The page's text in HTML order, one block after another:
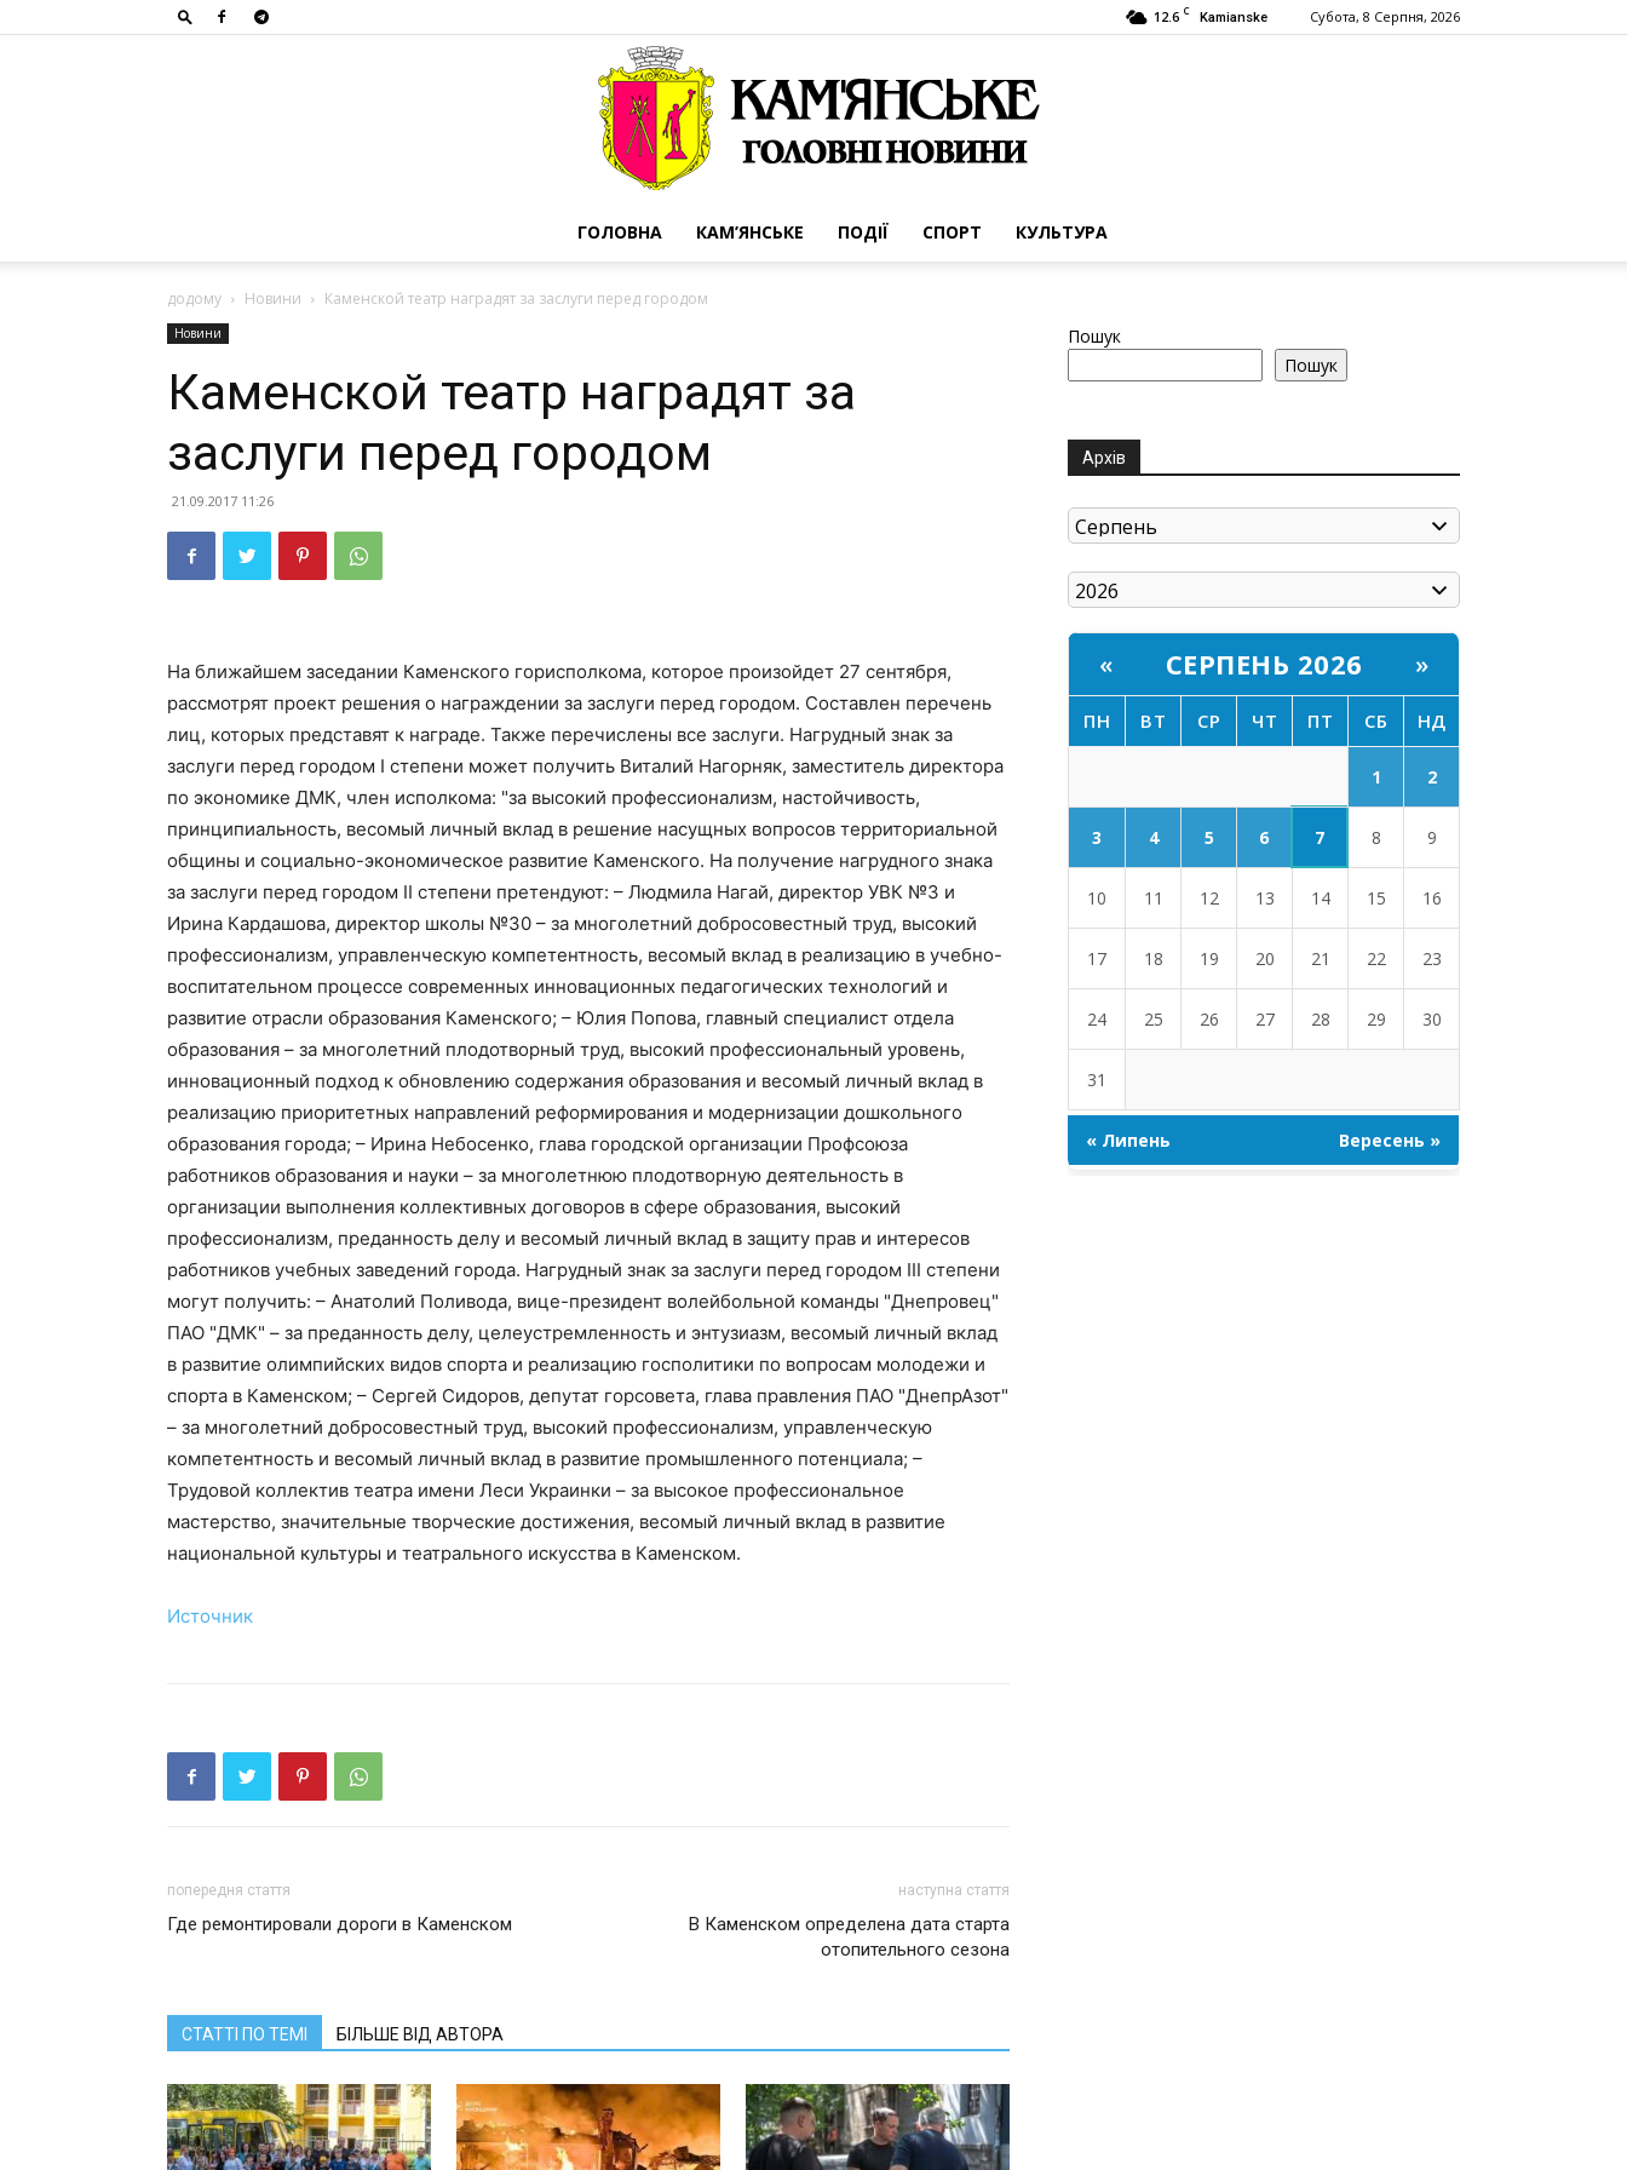
12.6 C Kamianske Субота, 8 Серпня, 2026
ГОЛОВНА КАМ’ЯНСЬКЕ ПОДІЇ СПОРТ КУЛЬТУРА
додому Новини Каменской театр наградят за заслуги перед городом
Новини
Каменской театр наградят за
заслуги перед городом
21.09.2017 11:26
На ближайшем заседании Каменского горисполкома, которое произойдет 27 сентября,
рассмотрят проект решения о награждении за заслуги перед городом. Составлен перечень
лиц, которых представят к награде. Также перечислены все заслуги. Нагрудный знак за
заслуги перед городом I степени может получить Виталий Нагорняк, заместитель директора
по экономике ДМК, член исполкома: "за высокий профессионализм, настойчивость,
принципиальность, весомый личный вклад в решение насущных вопросов территориальной
общины и социально-экономическое развитие Каменского. На получение нагрудного знака
за заслуги перед городом II степени претендуют: – Людмила Нагай, директор УВК №3 и
Ирина Кардашова, директор школы №30 – за многолетний добросовестный труд, высокий
профессионализм, управленческую компетентность, весомый вклад в реализацию в учебно-
воспитательном процессе современных инновационных педагогических технологий и
развитие отрасли образования Каменского; – Юлия Попова, главный специалист отдела
образования – за многолетний плодотворный труд, высокий профессиональный уровень,
инновационный подход к обновлению содержания образования и весомый личный вклад в
реализацию приоритетных направлений реформирования и модернизации дошкольного
образования города; – Ирина Небосенко, глава городской организации Профсоюза
работников образования и науки – за многолетнюю плодотворную деятельность в
организации выполнения коллективных договоров в сфере образования, высокий
профессионализм, преданность делу и весомый личный вклад в защиту прав и интересов
работников учебных заведений города. Нагрудный знак за заслуги перед городом III степени
могут получить: – Анатолий Поливода, вице-президент волейбольной команды "Днепровец"
ПАО "ДМК" – за преданность делу, целеустремленность и энтузиазм, весомый личный вклад
в развитие олимпийских видов спорта и реализацию госполитики по вопросам молодежи и
спорта в Каменском; – Сергей Сидоров, депутат горсовета, глава правления ПАО "ДнепрАзот"
– за многолетний добросовестный труд, высокий профессионализм, управленческую
компетентность и весомый личный вклад в развитие промышленного потенциала; –
Трудовой коллектив театра имени Леси Украинки – за высокое профессиональное
мастерство, значительные творческие достижения, весомый личный вклад в развитие
национальной культуры и театрального искусства в Каменском.
Источник
попередня стаття
Где ремонтировали дороги в Каменском
наступна стаття
В Каменском определена дата старта
отопительного сезона
СТАТТІ ПО ТЕМІ БІЛЬШЕ ВІД АВТОРА
Пошук
Пошук
Архів
« СЕРПЕНЬ 2026 »
ПН ВТ СР ЧТ ПТ СБ НД
1 2
3 4 5 6 7 8 9
10 11 12 13 14 15 16
17 18 19 20 21 22 23
24 25 26 27 28 29 30
31
« Липень Вересень »